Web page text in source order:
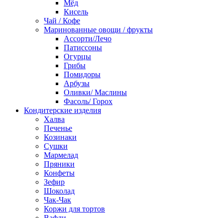
Мёд
Кисель
Чай / Кофе
Маринованные овощи / фрукты
Ассорти/Лечо
Патиссоны
Огурцы
Грибы
Помидоры
Арбузы
Оливки/ Маслины
Фасоль/ Горох
Кондитерские изделия
Халва
Печенье
Козинаки
Сушки
Мармелад
Пряники
Конфеты
Зефир
Шоколад
Чак-Чак
Коржи для тортов